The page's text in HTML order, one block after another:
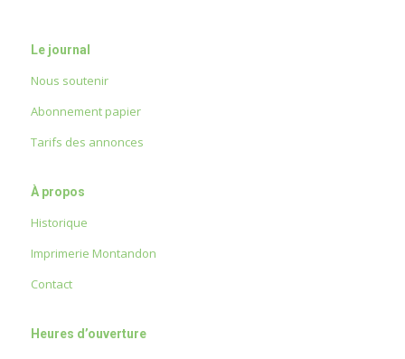
Le journal
Nous soutenir
Abonnement papier
Tarifs des annonces
À propos
Historique
Imprimerie Montandon
Contact
Heures d’ouverture